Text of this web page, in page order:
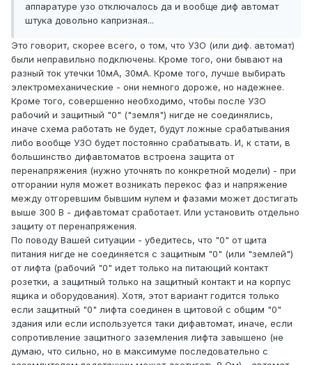
аппаратуре узо отключалось да и вообще диф автомат
штука довольно капризная...
Это говорит, скорее всего, о том, что УЗО (или диф. автомат)
были неправильно подключены. Кроме того, они бывают на
разный ток утечки 10мА, 30мА. Кроме того, лучше выбирать
электромеханические - они немного дороже, но надежнее.
Кроме того, совершенно необходимо, чтобы после УЗО
рабочий и защитный "0" ("земля") нигде не соединялись,
иначе схема работать не будет, будут ложные срабатывания
либо вообще УЗО будет постоянно срабатывать. И, к стати, в
большинство дифавтоматов встроена защита от
перенапряжения (нужно уточнять по конкретной модели) - при
отгорании нуля может возникать перекос фаз и напряжение
между отгоревшим бывшим нулем и фазами может достигать
выше 300 В - дифавтомат сработает. Или установить отдельно
защиту от перенапряжения.
По поводу Вашей ситуации - убедитесь, что "0" от щита
питания нигде не соединяется с защитным "0" (или "землей")
от лифта (рабочий "0" идет только на питающий контакт
розетки, а защитный только на защитный контакт и на корпус
ящика и оборудования). Хотя, этот вариант годится только
если защитный "0" лифта соединен в щитовой с общим "0"
здания или если используется таки дифавтомат, иначе, если
сопротивление защитного заземления лифта завышено (не
думаю, что сильно, но в максимуме последовательно с